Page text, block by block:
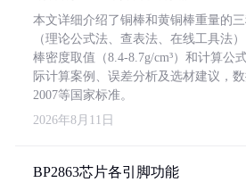
本文详细介绍了铜棒和黄铜棒重量的
（理论公式法、查表法、在线工具法
棒密度取值（8.4-8.7g/cm³）和计算公
际计算案例、误差分析及选材建议，
2007等国家标准。
2026年8月11日
BP2863芯片各引脚功能